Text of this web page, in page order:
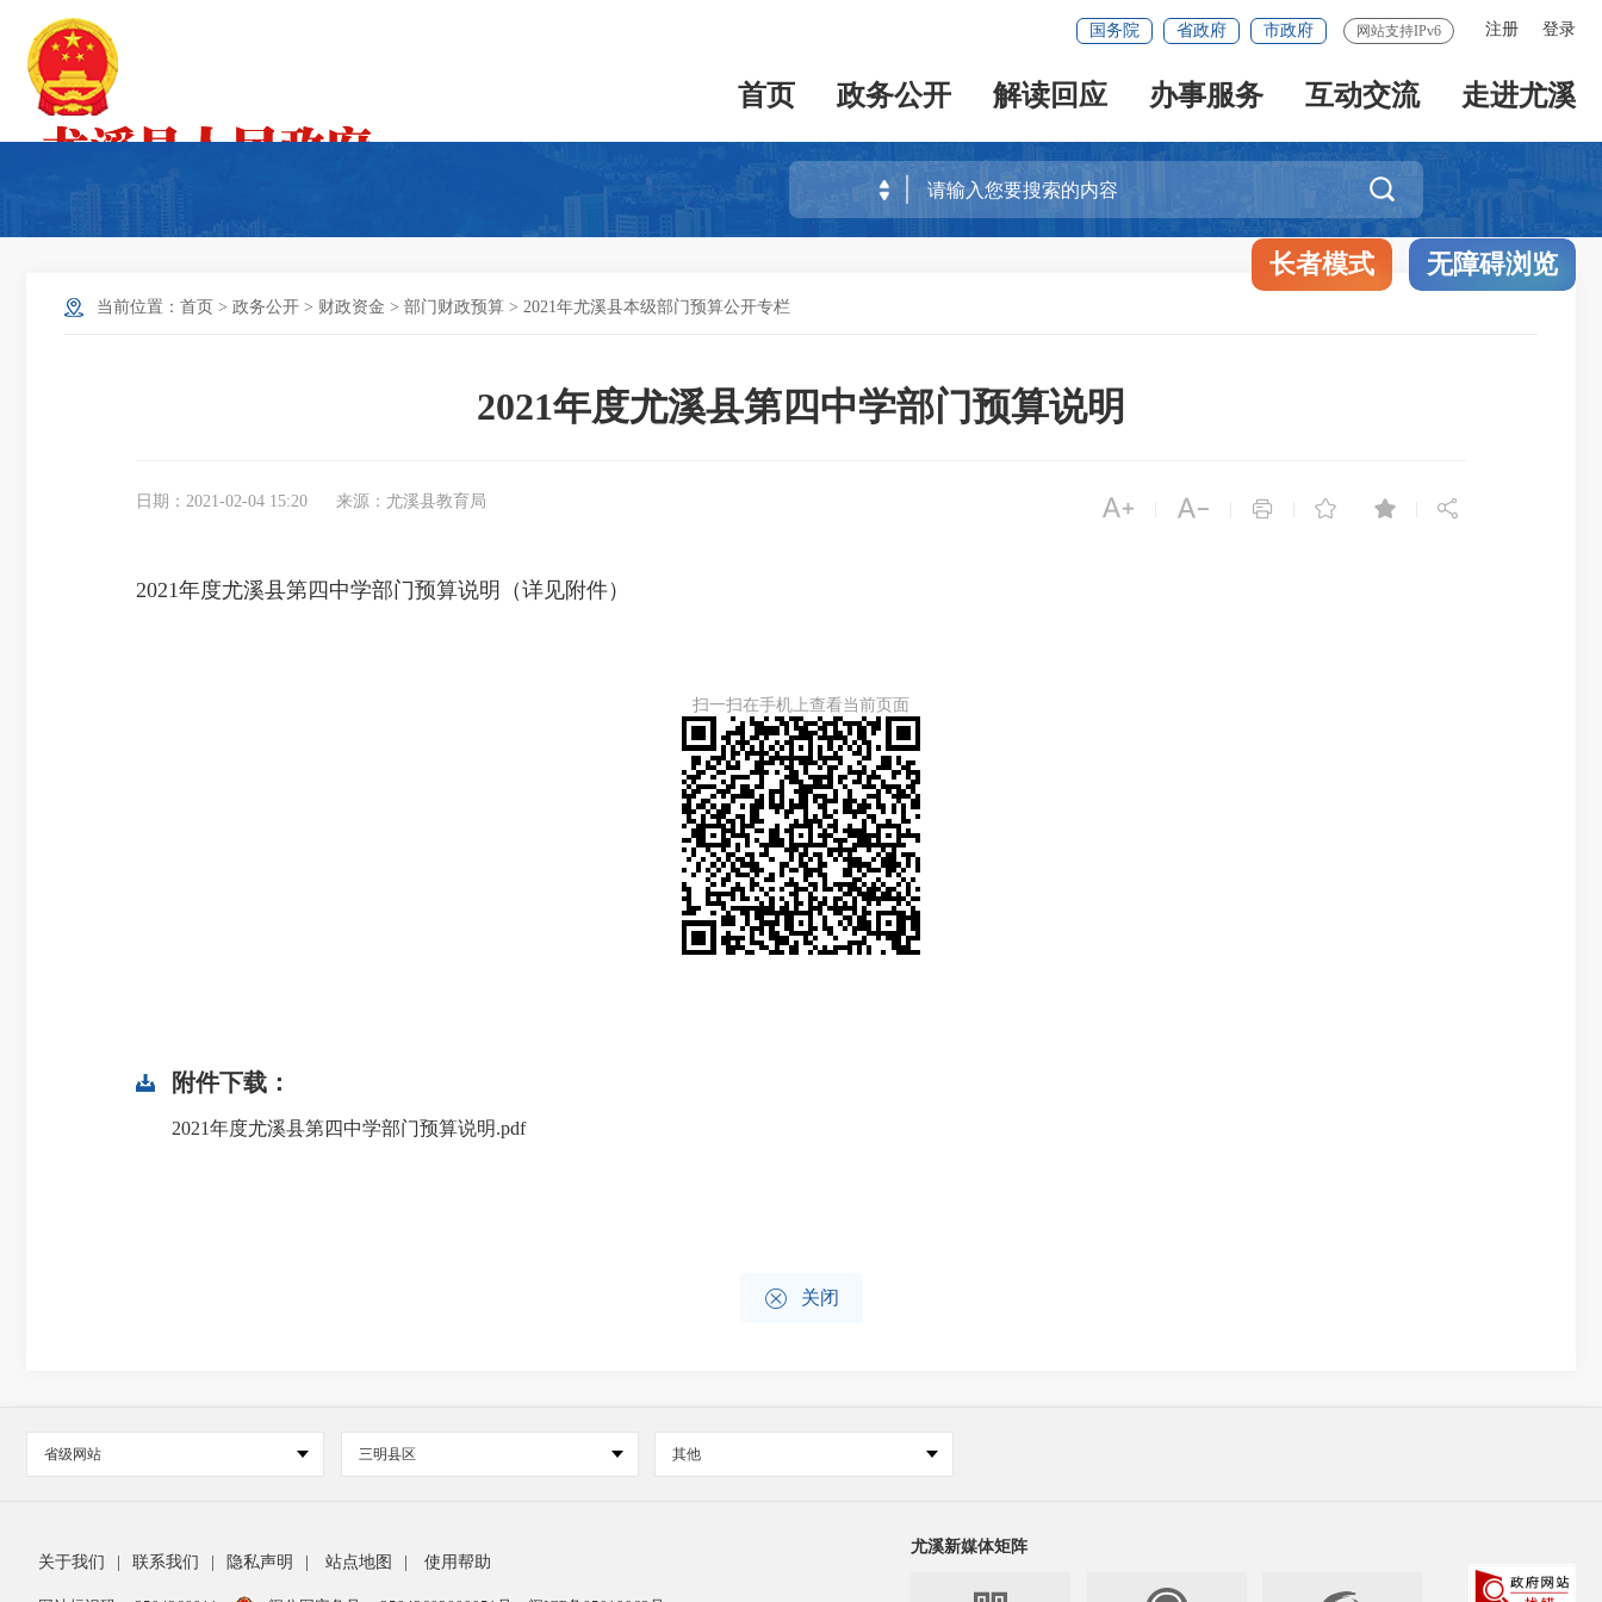
注册 登录
国务院 省政府 市政府 网站支持IPv6
首页 政务公开 解读回应 办事服务 互动交流 走进尤溪

长者模式 无障碍浏览
当前位置： 首页 > 政务公开 > 财政资金 > 部门财政预算 > 2021年尤溪县本级部门预算公开专栏
2021年度尤溪县第四中学部门预算说明
日期：2021-02-04 15:20 来源：尤溪县教育局      
2021年度尤溪县第四中学部门预算说明（详见附件）
扫一扫在手机上查看当前页面
附件下载：
2021年度尤溪县第四中学部门预算说明.pdf
 关闭
省级网站 三明县区 其他
关于我们 联系我们 隐私声明 站点地图 使用帮助
尤溪新媒体矩阵